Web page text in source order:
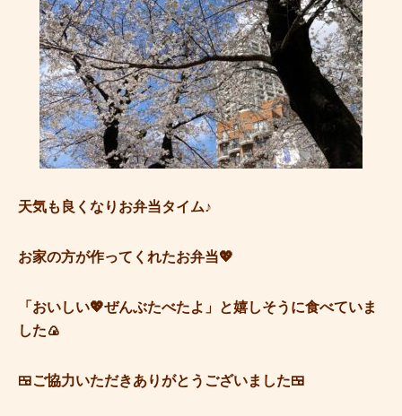
天気も良くなりお弁当タイム♪
お家の方が作ってくれたお弁当💖
「おいしい💖ぜんぶたべたよ」と嬉しそうに食べていま
した🍙
🍱ご協力いただきありがとうございました🍱